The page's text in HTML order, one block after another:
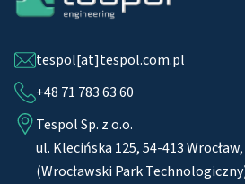
tespol[at]tespol.com.pl
+48 71 783 63 60
Tespol Sp. z o.o.
ul. Klecińska 125, 54-413
(Wrocławski Park